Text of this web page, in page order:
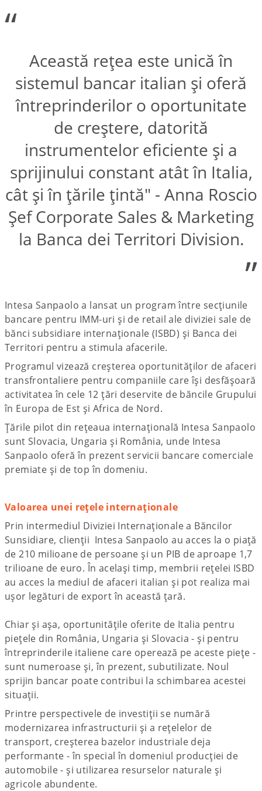
“
Această rețea este unică în
sistemul bancar italian și oferă
întreprinderilor o oportunitate
de creștere, datorită
instrumentelor eficiente și a
sprijinului constant atât în Italia,
cât și în țările țintă" - Anna Roscio
Șef Corporate Sales & Marketing
la Banca dei Territori Division.
”
Intesa Sanpaolo a lansat un program între secțiunile
bancare pentru IMM-uri și de retail ale diviziei sale de
bănci subsidiare internaționale (ISBD) și Banca dei
Territori pentru a stimula afacerile.
Programul vizează creșterea oportunităților de afaceri
transfrontaliere pentru companiile care își desfășoară
activitatea în cele 12 țări deservite de băncile Grupului
în Europa de Est și Africa de Nord.
Țările pilot din rețeaua internațională Intesa Sanpaolo
sunt Slovacia, Ungaria și România, unde Intesa
Sanpaolo oferă în prezent servicii bancare comerciale
premiate și de top în domeniu.
Valoarea unei rețele internaționale
Prin intermediul Diviziei Internaționale a Băncilor
Sunsidiare, clienții Intesa Sanpaolo au acces la o piață
de 210 milioane de persoane și un PIB de aproape 1,7
trilioane de euro. În același timp, membrii rețelei ISBD
au acces la mediul de afaceri italian și pot realiza mai
ușor legături de export în această țară.
Chiar și așa, oportunitățile oferite de Italia pentru
piețele din România, Ungaria și Slovacia - și pentru
întreprinderile italiene care operează pe aceste piețe -
sunt numeroase și, în prezent, subutilizate. Noul
sprijin bancar poate contribui la schimbarea acestei
situații.
Printre perspectivele de investiții se numără
modernizarea infrastructurii și a rețelelor de
transport, creșterea bazelor industriale deja
performante - în special în domeniul producției de
automobile - și utilizarea resurselor naturale și
agricole abundente.